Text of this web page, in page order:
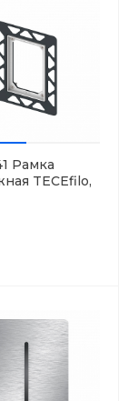
Рамка
TECEfilo,